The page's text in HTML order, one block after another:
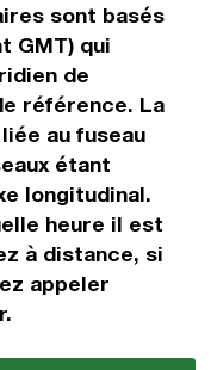
sont basés
GMT) qui
de
référence. La
au fuseau
étant
longitudinal.
heure il est
à distance, si
appeler